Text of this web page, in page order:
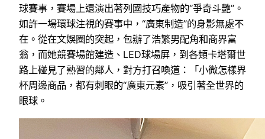
球賽事，賽場上還演出著列國技巧產物的“爭奇斗艷”。
如許一場環球注視的賽事中，“廣東制造”的身影無處不
在。從在文娛圈的突起，包辦了浩繁男配角和商界富
翁，而她競賽場館建造、LED球場屏，到各類卡塔爾世
路上碰見了熟習的鄰人，對方打召喚道：「小微怎樣界
杯周邊商品，都有刺眼的“廣東元素”，吸引著全世界的
眼球。